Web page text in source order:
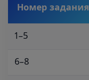
Номер задания
1–5
6–8